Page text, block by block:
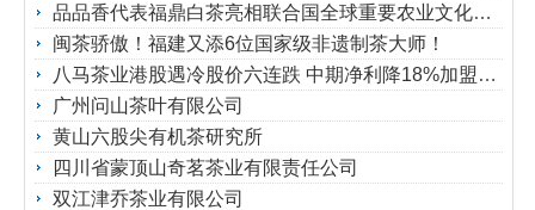
品品香代表福鼎白茶亮相联合国全球重要农业文化遗产授牌仪式活动
闽茶骄傲！福建又添6位国家级非遗制茶大师！
八马茶业港股遇冷股价六连跌 中期净利降18%加盟扩张放缓
广州问山茶叶有限公司
黄山六股尖有机茶研究所
四川省蒙顶山奇茗茶业有限责任公司
双江津乔茶业有限公司